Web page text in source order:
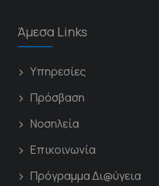
Άμεσα Links
Υπηρεσίες
Πρόσβαση
Νοσηλεία
Επικοινωνία
Πρόγραμμα Δι@ύγεια